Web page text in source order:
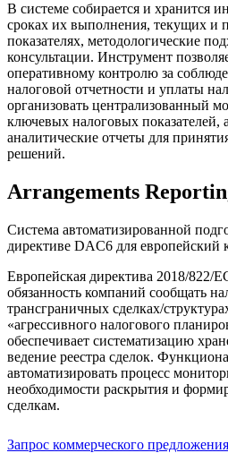
В системе собирается и хранится
сроках их выполнения, текущих и
показателях, методологические
консультации. Инструмент
оперативному контролю за
налоговой отчетности и уплаты
организовать централизованный
ключевых налоговых показателей,
аналитические отчеты для
решений.
Arrangements
Система автоматизированной
директиве DAC6 для европейский
Европейская директива 2018/822/
обязанность компаний сообщать
трансграничных сделках/
«агрессивного налогового
обеспечивает систематизацию
ведение реестра сделок.
автоматизировать процесс
необходимости раскрытия и
сделкам.
Запрос коммерческого предложения